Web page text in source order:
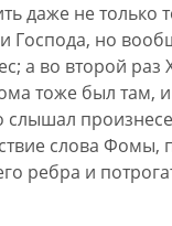
даже не только
Господа, но
а во второй
тоже был там,
слышал
слова Фомы,
ребра и